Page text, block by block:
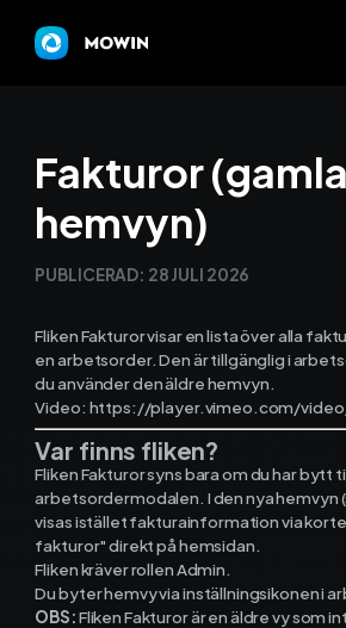
Fakturor (gamla
hemvyn)
PUBLICERAD: 28 JULI 2026
Fliken Fakturor visar en lista över alla
en arbetsorder. Den är tillgänglig i
du använder den äldre hemvyn.
Video: https://player.vimeo.com/
Var finns fliken?
Fliken Fakturor syns bara om du har bytt
arbetsordermodalen. I den nya hemvyn
visas istället fakturainformation via
fakturor" direkt på hemsidan.
Fliken kräver rollen Admin.
Du byter hemvy via inställningsikonen i
OBS:Fliken Fakturor är en äldre vy som